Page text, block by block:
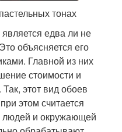
тонах
едва ли не
объясняется его
Главной из них
стоимости и
этот вид обоев
этом считается
людей и окружающей